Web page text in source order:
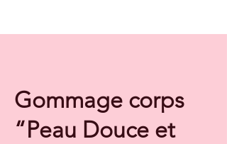
Gommage corps
“Peau Douce et